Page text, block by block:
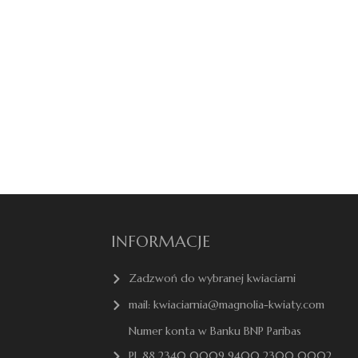
INFORMACJE
Zadzwoń do wybranej kwiaciarni
mail: kwiaciarnia@magnolia-kwiaty.com
Numer konta w Banku BNP Paribas